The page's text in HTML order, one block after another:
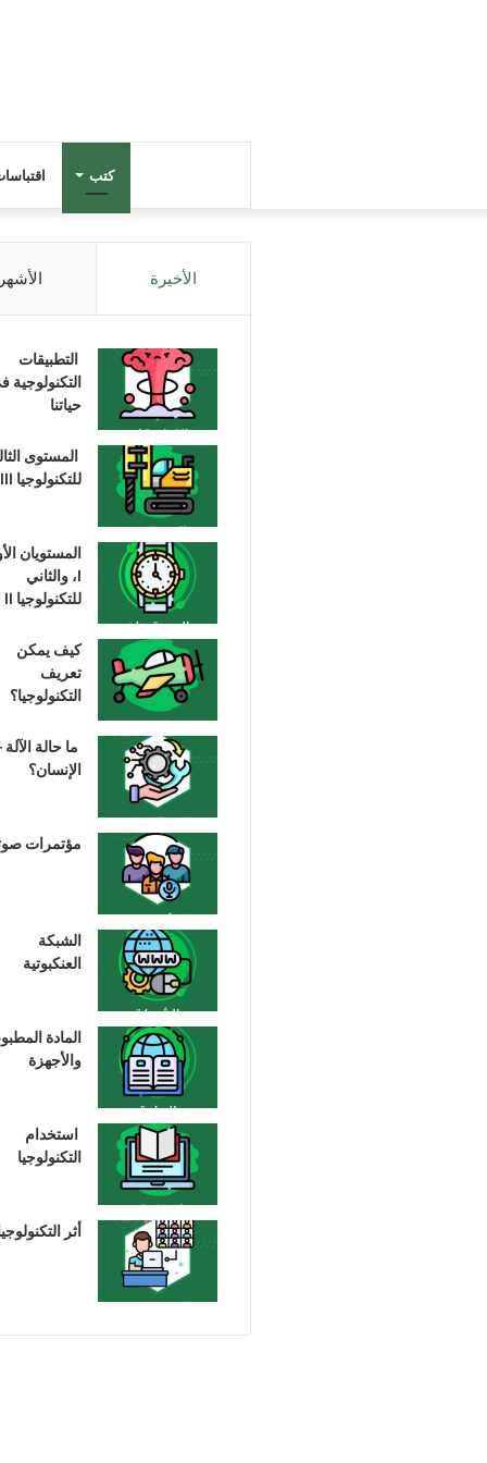
كتب
الأخيرة الأشهر
التطبيقات
التكنولوجية
حياتنا
المستوى
للتكنولوجيا III
المستويان
I، والثاني
للتكنولوجيا II
كيف يمكن
تعريف
التكنولوجيا؟
ما حالة الآلة
الإنسان؟
مؤتمرات
الشبكة
العنكبوتية
المادة
والأجهزة
استخدام
التكنولوجيا
أثر